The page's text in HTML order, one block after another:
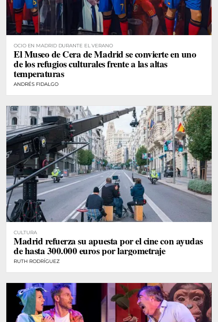
OCIO EN MADRID DURANTE EL VERANO
El Museo de Cera de Madrid se convierte en uno
de los refugios culturales frente a las altas
temperaturas
ANDRÉS FIDALGO
CULTURA
Madrid refuerza su apuesta por el cine con ayudas
de hasta 300.000 euros por largometraje
RUTH RODRÍGUEZ